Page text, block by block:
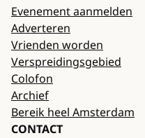
Evenement aanmelden
Adverteren
Vrienden worden
Verspreidingsgebied
Colofon
Archief
Bereik heel Amsterdam
CONTACT